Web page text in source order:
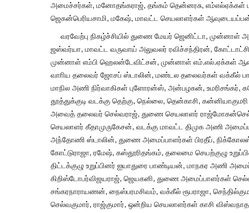
அமைச்சர்கள், மனோதங்கராஜ், தங்கம் தென்னரசு, எம்எல்ஏக்கள்
ஜெகன்பெரியசாமி, மகேஷ், மாவட்ட செயலாளர்கள்
வரவேற்பு நிகழ்ச்சியில் துணை மேயர் ஜெனிட்டா, முன்னாள்
ஜஸ்வர்யா, மாவட்ட வருவாய் அலுவலர் ரவிச்சந்திரன்,
முன்னாள் எம்பி ஹெலன்டேவிட்சன், முன்னாள் எம்.எல்.ஏக்கள்
வாாிய தலைவர் ஜோசப் ஸ்டாலின், மண்டல தலைவர்கள் வக்கீல்
மாநில அணி நிர்வாகிகள் புளோரன்ஸ், அன்பழகன், உமரிசங்கர்,
தூத்துக்குடி வடக்கு தெற்கு, நெல்லை, தென்காசி,
அவைத் தலைவர் செல்வராஜ், துணை செயலாளர்
செயலாளர் கீதாமுருகேசன், வடக்கு மாவட்ட திமுக அணி
அந்தோணி ஸ்டாலின், துணை அமைப்பாளர்கள் பிரதீப்,
கோட்டுராஜா, ரமேஷ், கஸ்தூரிதங்கம், தலைமை செயற்குழு
திட்டக்குழு உறுப்பினர் ஐயாதுரை பாண்டியன், மாநகர அணி
கிறிஸ்டோபர்விஜயராஜ், ஜெயகனி, துணை அமைப்பாளர்கள்
சங்கரநாராயணன், நைஸ்பரமசிவம், வக்கீல் ரூபராஜா,
செல்வகுமார், ராஜ்குமார், ஒன்றிய செயலாளர்கள் காசி